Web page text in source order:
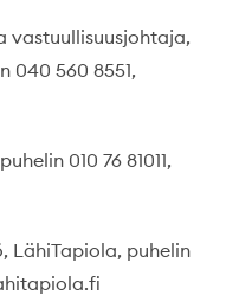
vastuullisuusjohtaja,
040 560 8551,
010 76 81011,
LähiTapiola, puhelin